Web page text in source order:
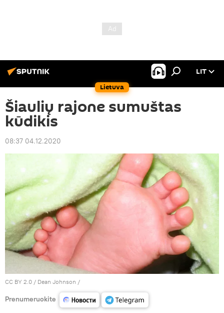
Lietuva
LIT
Šiaulių rajone sumuštas
kūdikis
08:37 04.12.2020
CC BY 2.0 / Dean Johnson /
Prenumeruokite